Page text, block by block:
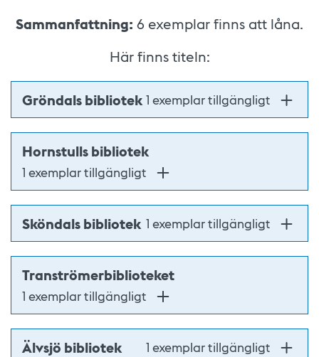
Sammanfattning: 6 exemplar finns att låna.
Här finns titeln:
Gröndals bibliotek 1 exemplar tillgängligt
Hornstulls bibliotek
1 exemplar tillgängligt
Sköndals bibliotek 1 exemplar tillgängligt
Tranströmerbiblioteket
1 exemplar tillgängligt
Älvsjö bibliotek 1 exemplar tillgängligt